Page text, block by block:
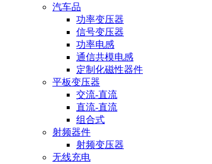
汽车品
功率变压器
信号变压器
功率电感
通信共模电感
定制化磁性器件
平板变压器
交流-直流
直流-直流
组合式
射频器件
射频变压器
无线充电